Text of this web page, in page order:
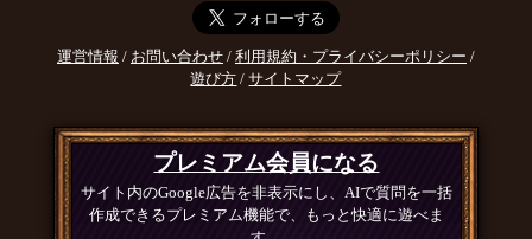
運営情報 / お問い合わせ/ 利用規約・プライバシーポリシー /
遊び方 /サイトマップ
プレミアム会員になる
サイト内のGoogle広告を非表示にし、AIで質問を一括
作成できるプレミアム機能で、もっと快適に遊べま